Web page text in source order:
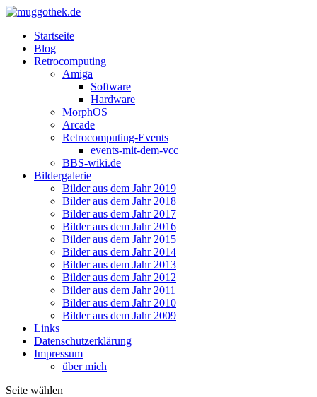
Startseite
Blog
Retrocomputing
Amiga
Software
Hardware
MorphOS
Arcade
Retrocomputing-Events
events-mit-dem-vcc
BBS-wiki.de
Bildergalerie
Bilder aus dem Jahr 2019
Bilder aus dem Jahr 2018
Bilder aus dem Jahr 2017
Bilder aus dem Jahr 2016
Bilder aus dem Jahr 2015
Bilder aus dem Jahr 2014
Bilder aus dem Jahr 2013
Bilder aus dem Jahr 2012
Bilder aus dem Jahr 2011
Bilder aus dem Jahr 2010
Bilder aus dem Jahr 2009
Links
Datenschutzerklärung
Impressum
über mich
Seite wählen